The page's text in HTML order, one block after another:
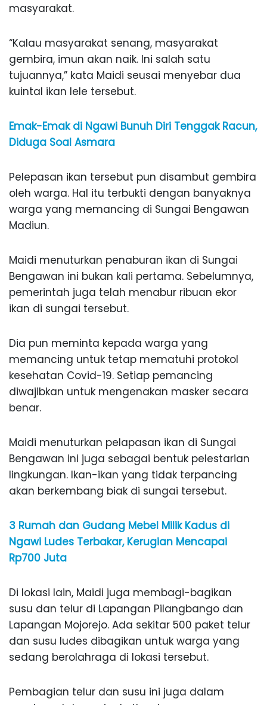
masyarakat.
“Kalau masyarakat senang, masyarakat
gembira, imun akan naik. Ini salah satu
tujuannya,” kata Maidi seusai menyebar dua
kuintal ikan lele tersebut.
Emak-Emak di Ngawi Bunuh Diri Tenggak Racun,
Diduga Soal Asmara
Pelepasan ikan tersebut pun disambut gembira
oleh warga. Hal itu terbukti dengan banyaknya
warga yang memancing di Sungai Bengawan
Madiun.
Maidi menuturkan penaburan ikan di Sungai
Bengawan ini bukan kali pertama. Sebelumnya,
pemerintah juga telah menabur ribuan ekor
ikan di sungai tersebut.
Dia pun meminta kepada warga yang
memancing untuk tetap mematuhi protokol
kesehatan Covid-19. Setiap pemancing
diwajibkan untuk mengenakan masker secara
benar.
Maidi menuturkan pelapasan ikan di Sungai
Bengawan ini juga sebagai bentuk pelestarian
lingkungan. Ikan-ikan yang tidak terpancing
akan berkembang biak di sungai tersebut.
3 Rumah dan Gudang Mebel Milik Kadus di
Ngawi Ludes Terbakar, Kerugian Mencapai
Rp700 Juta
Di lokasi lain, Maidi juga membagi-bagikan
susu dan telur di Lapangan Pilangbango dan
Lapangan Mojorejo. Ada sekitar 500 paket telur
dan susu ludes dibagikan untuk warga yang
sedang berolahraga di lokasi tersebut.
Pembagian telur dan susu ini juga dalam